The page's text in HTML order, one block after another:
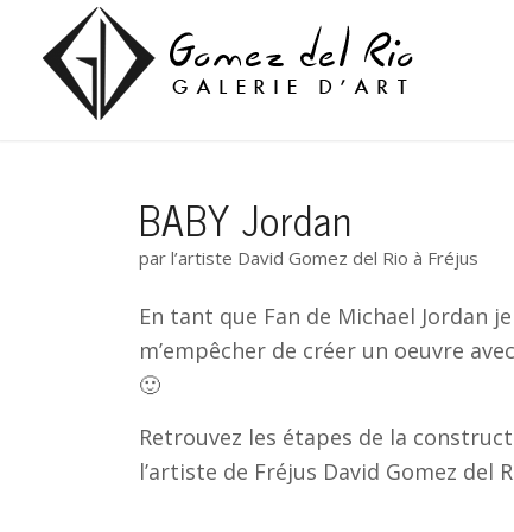
BABY Jordan
par l’artiste David Gomez del Rio à Fréjus
En tant que Fan de Michael Jordan je
m’empêcher de créer un oeuvre
🙂
Retrouvez les étapes de la
l’artiste de Fréjus David Gomez del